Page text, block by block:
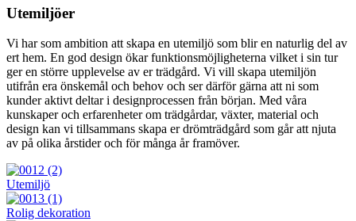
Utemiljöer
Vi har som ambition att skapa en utemiljö som blir en naturlig del av
ert hem. En god design ökar funktionsmöjligheterna vilket i sin tur
ger en större upplevelse av er trädgård. Vi vill skapa utemiljön
utifrån era önskemål och behov och ser därför gärna att ni som
kunder aktivt deltar i designprocessen från början. Med våra
kunskaper och erfarenheter om trädgårdar, växter, material och
design kan vi tillsammans skapa er drömträdgård som går att njuta
av på olika årstider och för många år framöver.
Utemiljö
Rolig dekoration